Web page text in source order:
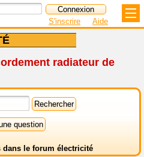
S'inscrire Aide
radiateur de
dans le forum électricité